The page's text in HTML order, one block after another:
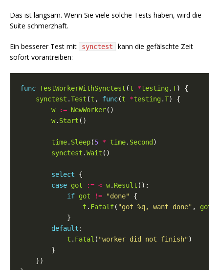
Das ist langsam. Wenn Sie viele solche Tests haben, wird die
Suite schmerzhaft.
Ein besserer Test mit synctest
kann die gefälschte Zeit
sofort vorantreiben:
func TestWorkerWithSynctest (t *testing.T
synctest .Test (t , func(t *testing.T
w
:= NewWorker
w. Start
time. Sleep(5 * time. Second
synctest .Wait
select
case got := <-w. Result
if got != "done"
t . Fatalf( "got %q, want done" , got
default
t . Fatal ( "worker did not finish"